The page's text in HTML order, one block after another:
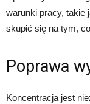
warunki pracy, takie
skupić się na tym,
Poprawa
Koncentracja jest